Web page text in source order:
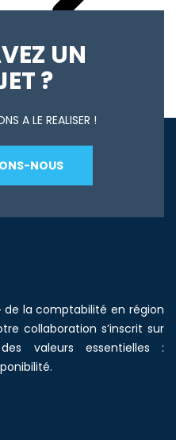
UN
?
A LE REALISER !
NOUS
de la comptabilité en région
collaboration s’inscrit sur
valeurs essentielles :